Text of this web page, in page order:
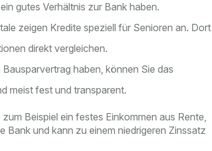
gutes Verhältnis zur Bank haben.
zeigen Kredite speziell für Senioren an. Dort
direkt vergleichen.
haben, können Sie das
meist fest und transparent.
Beispiel ein festes Einkommen aus Rente,
Bank und kann zu einem niedrigeren Zinssatz